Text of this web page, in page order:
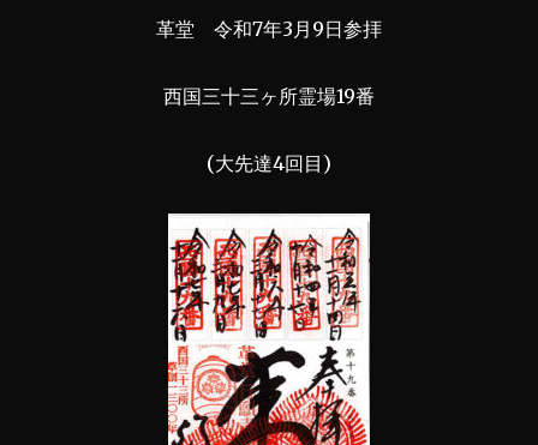
革堂 令和7年3月9日参拝
西国三十三ヶ所霊場19番
(大先達4回目)